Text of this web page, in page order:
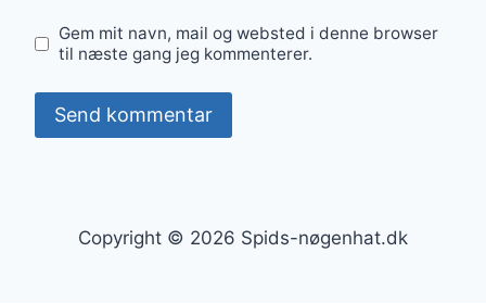
Gem mit navn, mail og websted i denne browser
til næste gang jeg kommenterer.
Copyright © 2026 Spids-nøgenhat.dk